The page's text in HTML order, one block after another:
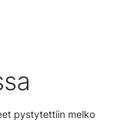
pystytettiin melko